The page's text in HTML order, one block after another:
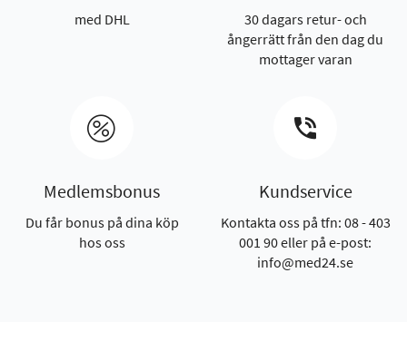
med DHL
30 dagars retur- och
ångerrätt från den dag du
mottager varan
Medlemsbonus
Du får bonus på dina köp
hos oss
Kundservice
Kontakta oss på tfn: 08 - 403
001 90 eller på e-post:
info@med24.se